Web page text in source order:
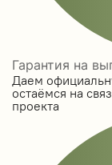
Гарантия на
Даем
остаёмся на
проекта